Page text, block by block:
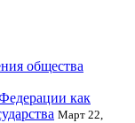
общества
как
Март 22,